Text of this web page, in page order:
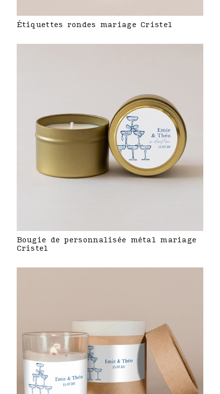
Étiquettes rondes mariage Cristel
Bougie de personnalisée métal mariage
Cristel